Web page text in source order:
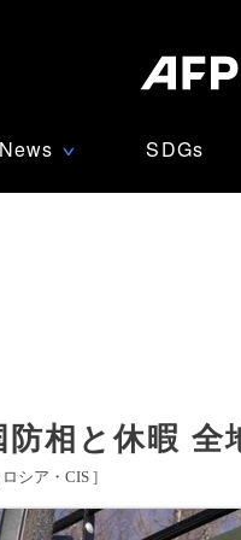
News ∨ SDGs
相と休暇 全
ロシア・CIS ]